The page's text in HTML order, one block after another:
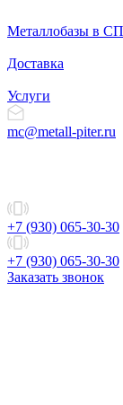
Металлобазы в
Доставка
Услуги
mc@metall-piter.ru
+7 (930) 065-30-30
+7 (930) 065-30-30
Заказать звонок